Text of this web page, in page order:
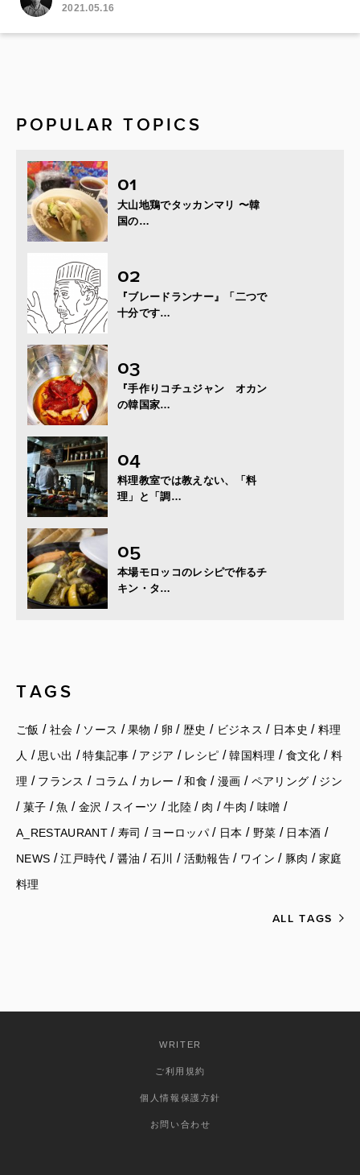
2021.05.16
POPULAR TOPICS
大山地鶏でタッカンマリ 〜韓
国の…
『ブレードランナー』「二つで
十分です…
『手作りコチュジャン オカン
の韓国家…
料理教室では教えない、「料
理」と「調…
本場モロッコのレシピで作るチ
キン・タ…
TAGS
ご飯 / 社会 / ソース /果物 / 卵 / 歴史 / ビジネス / 日本史 / 料理
人 / 思い出 /特集記事 / アジア / レシピ /韓国料理 / 食文化 / 料
理 / フランス / コラム / カレー /和食 /漫画 / ペアリング / ジン
/ 菓子 /魚 / 金沢 / スイーツ /北陸 / 肉 /牛肉 / 味噌 /
A_RESTAURANT/ 寿司 / ヨーロッパ / 日本 / 野菜 / 日本酒 /
NEWS /江戸時代 / 醤油 /石川 / 活動報告 / ワイン / 豚肉 / 家庭
料理
ALL TAGS
WRITER
ご利用規約
個人情報保護方針
お問い合わせ